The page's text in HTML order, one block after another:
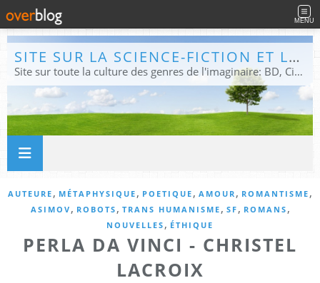
MENU
SITE SUR LA SCIENCE-FICTION ET LE FANTASTIQUE
Site sur toute la culture des genres de l'imaginaire: BD, Cinéma, Livre, Jeux, Théâtre. Présent dans les principaux festivals de film fantastique e de science-fiction, salons et conventions.
AUTEURE , MÉTAPHYSIQUE , POETIQUE , AMOUR , ROMANTISME ,
ASIMOV , ROBOTS , TRANS HUMANISME , SF , ROMANS ,
NOUVELLES , ÉTHIQUE
PERLA DA VINCI - CHRISTEL
LACROIX